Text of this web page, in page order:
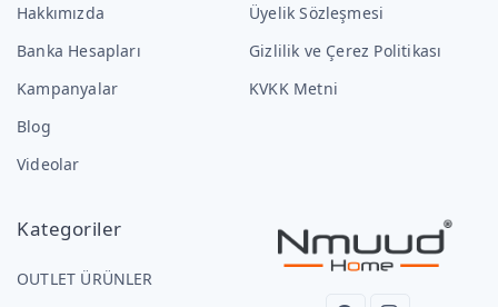
Hakkımızda
Banka Hesapları
Kampanyalar
Blog
Videolar
Üyelik Sözleşmesi
Gizlilik ve Çerez Politikası
KVKK Metni
Kategoriler
OUTLET ÜRÜNLER